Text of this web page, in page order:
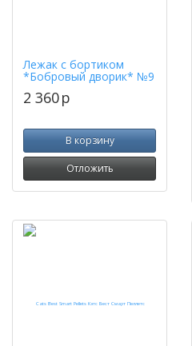
Лежак с бортиком
*Бобровый дворик* №9
2 360p
В корзину
Отложить